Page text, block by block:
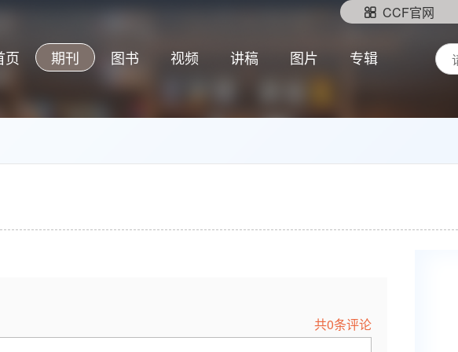
CCF官网
页 期刊 图书 视频 讲稿 图片 专辑
共0条评论